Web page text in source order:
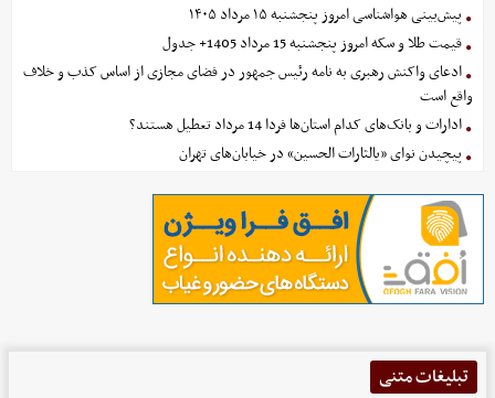
پیش‌بینی هواشناسی امروز پنجشنبه ۱۵ مرداد ۱۴۰۵
قیمت طلا و سکه امروز پنجشنبه 15 مرداد 1405+ جدول
ادعای واکنش رهبری به نامه رئیس جمهور در فضای مجازی از اساس کذب و خلاف
واقع است
ادارات و بانک‌های کدام استان‌ها فردا 14 مرداد تعطیل هستند؟
پیچیدن نوای «یالثارات الحسین» در خیابان‌های تهران
تبلیغات متنی